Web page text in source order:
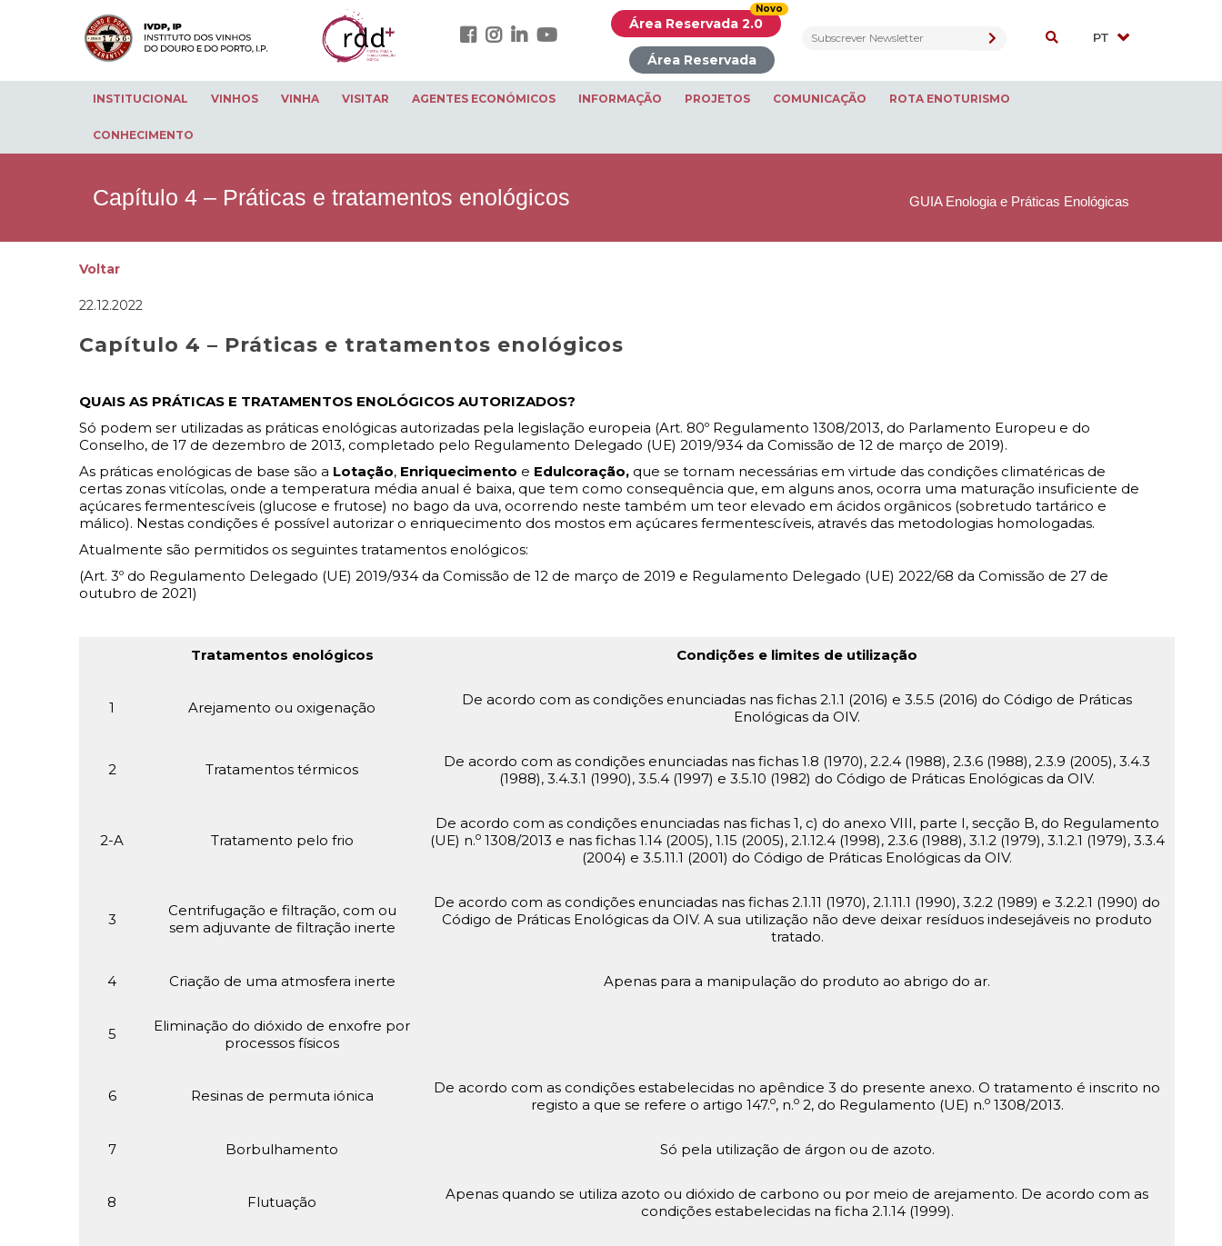
Área Reservada 2.0
Novo
Área Reservada
INSTITUCIONAL VINHOS VINHA VISITAR AGENTES ECONÓMICOS INFORMAÇÃO PROJETOS COMUNICAÇÃO ROTA ENOTURISMO
CONHECIMENTO
Capítulo 4 – Práticas e tratamentos enológicos GUIA Enologia e Práticas Enológicas
Voltar
22.12.2022
Capítulo 4 – Práticas e tratamentos enológicos
QUAIS AS PRÁTICAS E TRATAMENTOS ENOLÓGICOS AUTORIZADOS?
Só podem ser utilizadas as práticas enológicas autorizadas pela legislação europeia (Art. 80º Regulamento 1308/2013, do Parlamento Europeu e do
Conselho, de 17 de dezembro de 2013, completado pelo Regulamento Delegado (UE) 2019/934 da Comissão de 12 de março de 2019).
As práticas enológicas de base são a Lotação, Enriquecimento e Edulcoração, que se tornam necessárias em virtude das condições climatéricas de
certas zonas vitícolas, onde a temperatura média anual é baixa, que tem como consequência que, em alguns anos, ocorra uma maturação insuficiente de
açúcares fermentescíveis (glucose e frutose) no bago da uva, ocorrendo neste também um teor elevado em ácidos orgânicos (sobretudo tartárico e
málico). Nestas condições é possível autorizar o enriquecimento dos mostos em açúcares fermentescíveis, através das metodologias homologadas.
Atualmente são permitidos os seguintes tratamentos enológicos:
(Art. 3º do Regulamento Delegado (UE) 2019/934 da Comissão de 12 de março de 2019 e Regulamento Delegado (UE) 2022/68 da Comissão de 27 de
outubro de 2021)
Tratamentos enológicos Condições e limites de utilização
1 Arejamento ou oxigenação
De acordo com as condições enunciadas nas fichas 2.1.1 (2016) e 3.5.5 (2016) do Código de Práticas
Enológicas da OIV.
2 Tratamentos térmicos
De acordo com as condições enunciadas nas fichas 1.8 (1970), 2.2.4 (1988), 2.3.6 (1988), 2.3.9 (2005), 3.4.3
(1988), 3.4.3.1 (1990), 3.5.4 (1997) e 3.5.10 (1982) do Código de Práticas Enológicas da OIV.
2-A Tratamento pelo frio
De acordo com as condições enunciadas nas fichas 1, c) do anexo VIII, parte I, secção B, do Regulamento
(UE) n.o1308/2013 e nas fichas 1.14 (2005), 1.15 (2005), 2.1.12.4 (1998), 2.3.6 (1988), 3.1.2 (1979), 3.1.2.1 (1979), 3.3.4
(2004) e 3.5.11.1 (2001) do Código de Práticas Enológicas da OIV.
3
Centrifugação e filtração, com ou
sem adjuvante de filtração inerte
De acordo com as condições enunciadas nas fichas 2.1.11 (1970), 2.1.11.1 (1990), 3.2.2 (1989) e 3.2.2.1 (1990) do
Código de Práticas Enológicas da OIV. A sua utilização não deve deixar resíduos indesejáveis no produto
tratado.
4 Criação de uma atmosfera inerte Apenas para a manipulação do produto ao abrigo do ar.
5
Eliminação do dióxido de enxofre por
processos físicos
6 Resinas de permuta iónica
De acordo com as condições estabelecidas no apêndice 3 do presente anexo. O tratamento é inscrito no
registo a que se refere o artigo 147.o, n.o2, do Regulamento (UE) n.o1308/2013.
7 Borbulhamento Só pela utilização de árgon ou de azoto.
8 Flutuação
Apenas quando se utiliza azoto ou dióxido de carbono ou por meio de arejamento. De acordo com as
condições estabelecidas na ficha 2.1.14 (1999).